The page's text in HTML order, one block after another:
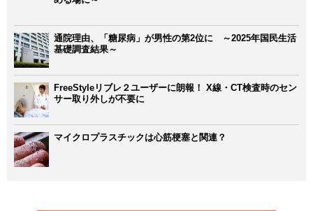
通院理由、「糖尿病」が男性の第2位に ～2025年国民生活
基礎調査結果～
FreeStyleリブレ２ユーザーに朗報！ X線・CT検査時のセン
サー取り外しが不要に
マイクロプラスチックは心筋梗塞と関連？